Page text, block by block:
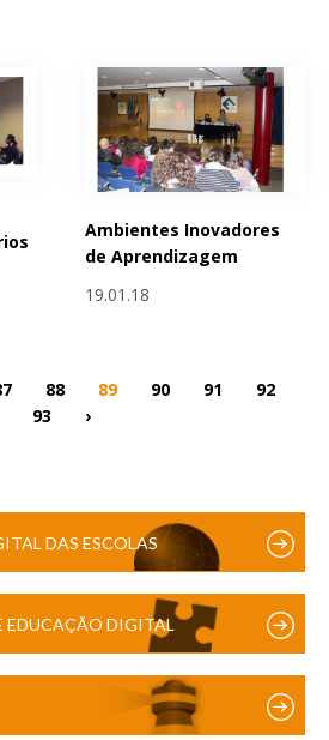
Ambientes Inovadores
de Aprendizagem
19.01.18
88 89 90 91
92
93
›
DAS ESCOLAS
EDUCAÇÃO DIGITAL